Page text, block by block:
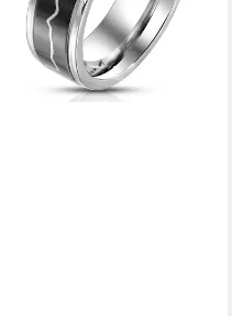
-25%
in 6-8 Werktagen bei dir